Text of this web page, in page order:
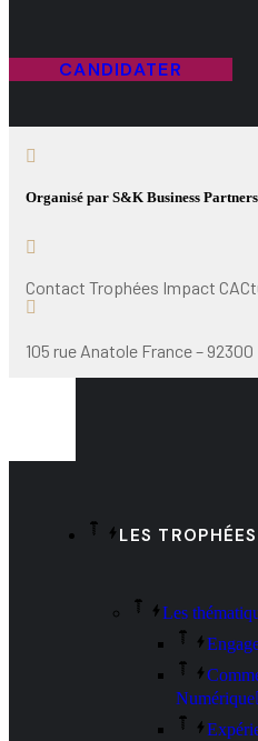
CANDIDATER
Organisé par S&K Business Partners
Contact Trophées Impact
105 rue Anatole France –
LES
Les
Numérique